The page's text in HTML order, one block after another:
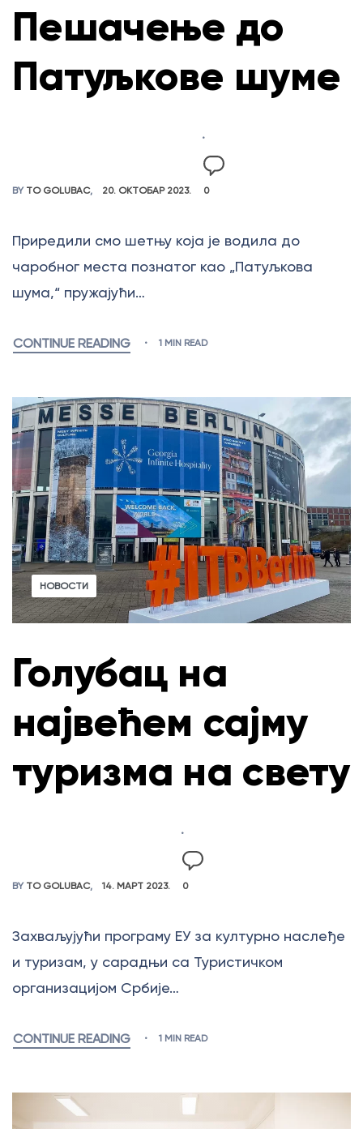
Пешачење до
Патуљкове шуме
BY TO GOLUBAC 20. ОКТОБАР 2023. 0
Приредили смо шетњу која је водила до
чаробног места познатог као „Патуљкова
шума,“ пружајући…
CONTINUE READING 1 MIN READ
НОВОСТИ
Голубац на
највећем сајму
туризма на свету
BY TO GOLUBAC 14. МАРТ 2023. 0
Захваљујући програму ЕУ за културно наслеђе
и туризам, у сарадњи са Туристичком
организацијом Србије…
CONTINUE READING 1 MIN READ